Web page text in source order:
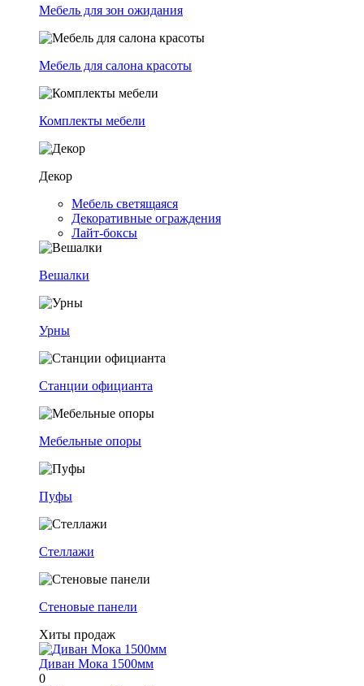
Мебель для зон ожидания
Мебель для салона красоты
Комплекты мебели
Декор
Мебель светящаяся
Декоративные ограждения
Лайт-боксы
Вешалки
Урны
Станции официанта
Мебельные опоры
Пуфы
Стеллажи
Стеновые панели
Хиты продаж
Диван Мока 1500мм
0